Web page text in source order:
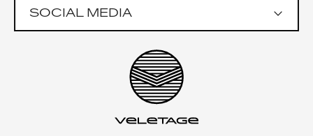
Garage Praterstrasse 1
SOCIAL MEDIA